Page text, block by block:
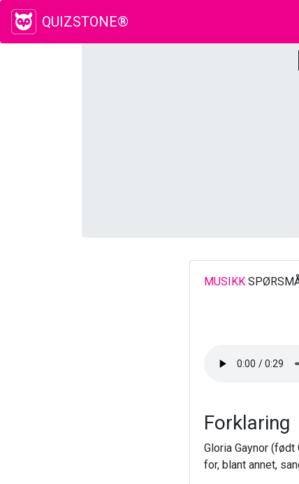
QUIZSTONE®
MUSIKK
Forklaring
Gloria Gaynor
for, blant annet,